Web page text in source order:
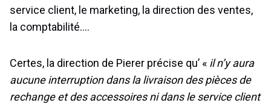
service client, le marketing, la direction des ventes,
la comptabilité….
Certes, la direction de Pierer précise qu’ « il n’y aura
aucune interruption dans la livraison des pièces de
rechange et des accessoires ni dans le service client